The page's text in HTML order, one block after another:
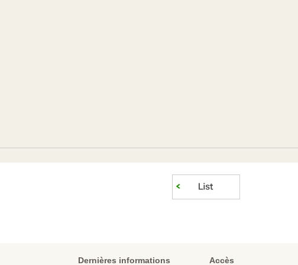
Dernières informations Accès